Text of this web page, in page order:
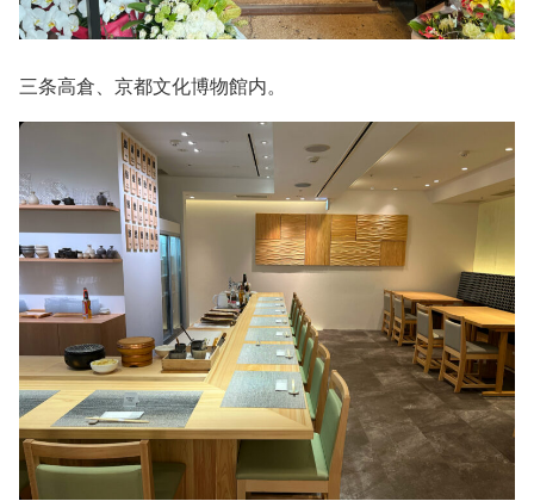
三条高倉、京都文化博物館内。